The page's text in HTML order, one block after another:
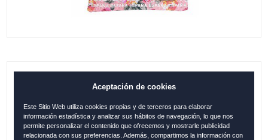
B. ASA ESPAÑA FLORES ROSA
9.95€
Aceptación de cookies
Este Sitio Web utiliza cookies propias y de terceros para elaborar
información estadística y analizar sus hábitos de navegación, lo que nos
permite personalizar el contenido que ofrecemos y mostrarle publicidad
relacionada con sus preferencias. Además, compartimos la información con